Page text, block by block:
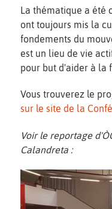
La thématique a été
ont toujours mis la
fondements du
est un lieu de vie
pour but d'aider à la
Vous trouverez le
sur le site de la
Voir le reportage
Calandreta :